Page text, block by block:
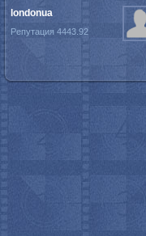
londonua
Репутация 4443.92